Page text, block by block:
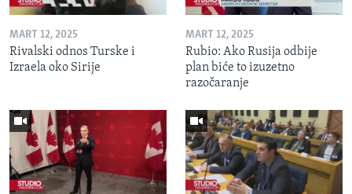
MART 12, 2025
Rivalski odnos Turske i
Izraela oko Sirije
MART 12, 2025
Rubio: Ako Rusija odbije
plan biće to izuzetno
razočaranje